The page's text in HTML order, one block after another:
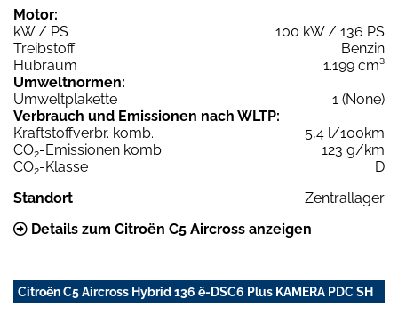
Motor:
kW / PS
100 kW / 136 PS
Treibstoff
Benzin
Hubraum
1.199 cm³
Umweltnormen:
Umweltplakette
1 (None)
Verbrauch und Emissionen nach WLTP:
Kraftstoffverbr. komb.
5,4 l/100km
CO2-Emissionen komb.
123 g/km
CO2-Klasse
D
Standort
Zentrallager
Details zum Citroën C5 Aircross anzeigen
Citroën C5 Aircross Hybrid 136 ë-DSC6 Plus KAMERA PDC SH